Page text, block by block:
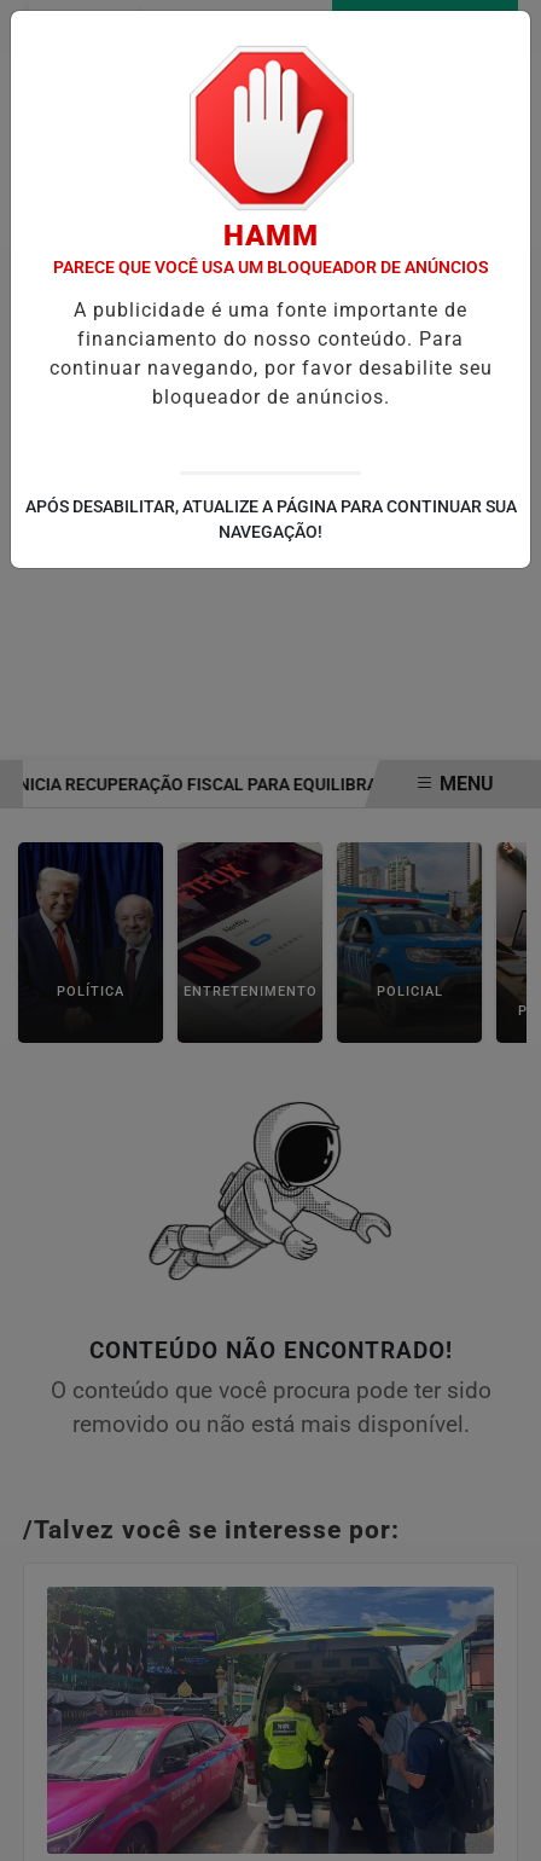
Pesquisar Notícia
RECUPERAÇÃO FISCAL PARA EQUILIBRAR CONTAS PÚBLICAS
MENU
POLÍTICA ENTRETENIMENTO POLICIAL
CONTEÚDO NÃO ENCONTRADO!
O conteúdo que você procura pode ter sido
removido ou não está mais disponível.
/Talvez você se interesse por:
HAMM
PARECE QUE VOCÊ USA UM BLOQUEADOR DE ANÚNCIOS
A publicidade é uma fonte importante de
financiamento do nosso conteúdo. Para
continuar navegando, por favor desabilite seu
bloqueador de anúncios.
APÓS DESABILITAR, ATUALIZE A PÁGINA PARA CONTINUAR SUA
NAVEGAÇÃO!